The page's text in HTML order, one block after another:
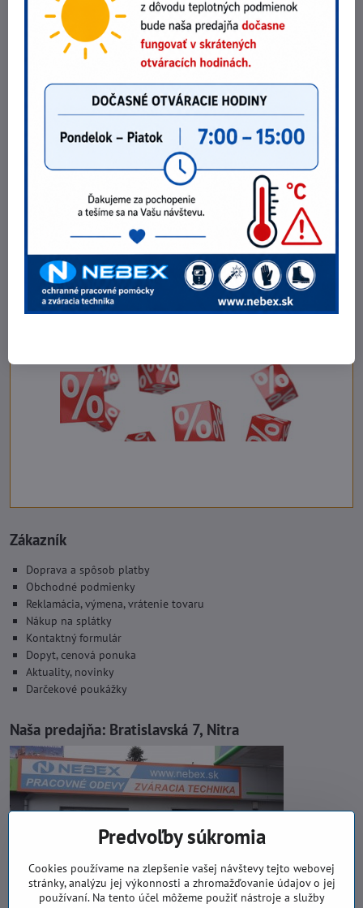
O spoločnosti
Kontakt
Fakturačné údaje
POZRI NA ZĽAVY !
Zákazník
Doprava a spôsob platby
Obchodné podmienky
Reklamácia, výmena, vrátenie tovaru
Nákup na splátky
Kontaktný formulár
Dopyt, cenová ponuka
Aktuality, novinky
Darčekové poukážky
Naša predajňa: Bratislavská 7, Nitra
Predvoľby súkromia
Cookies používame na zlepšenie vašej návštevy tejto webovej
stránky, analýzu jej výkonnosti a zhromažďovanie údajov o jej
používaní. Na tento účel môžeme použiť nástroje a služby